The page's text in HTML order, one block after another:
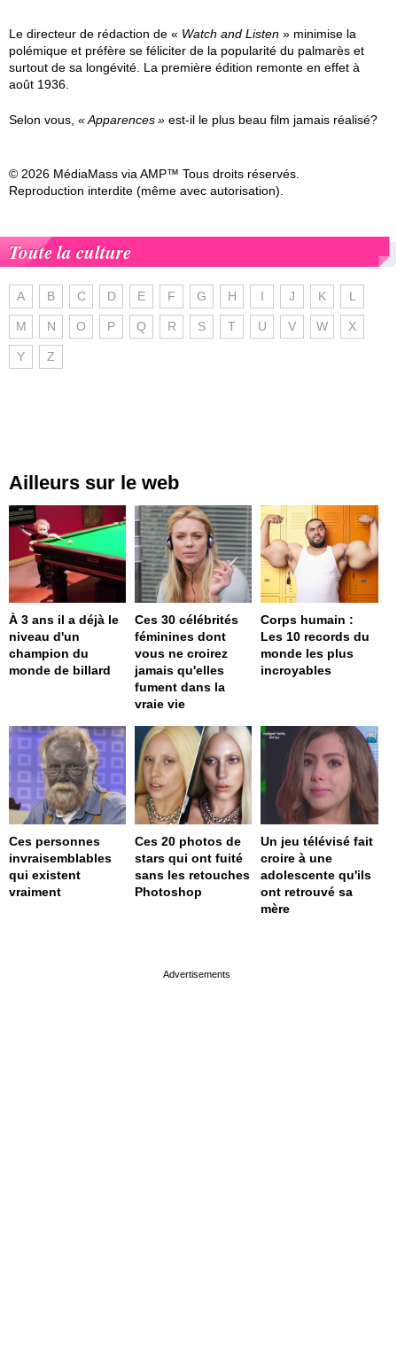
Le directeur de rédaction de « Watch and Listen » minimise la
polémique et préfère se féliciter de la popularité du palmarès et
surtout de sa longévité. La première édition remonte en effet à
août 1936.
Selon vous, Apparences est-il le plus beau film jamais réalisé?
© 2026 MédiaMass via AMP™ Tous droits réservés.
Reproduction interdite (même avec autorisation).
Toute la culture
A B C D E F G H I J K L
M N O P Q R S T U V W X
Y Z
Ailleurs sur le web
À 3 ans il a déjà le
niveau d'un
champion du
monde de billard
Ces 30 célébrités
féminines dont
vous ne croirez
jamais qu'elles
fument dans la
vraie vie
Corps humain :
Les 10 records du
monde les plus
incroyables
Ces personnes
invraisemblables
qui existent
vraiment
Ces 20 photos de
stars qui ont fuité
sans les retouches
Photoshop
Un jeu télévisé fait
croire à une
adolescente qu'ils
ont retrouvé sa
mère